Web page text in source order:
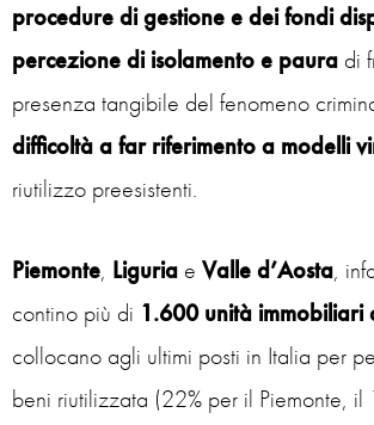
procedure di gestione e dei fondi
percezione di isolamento e paura di
presenza tangibile del fenomeno
difficoltà a far riferimento a modelli
riutilizzo preesistenti.
Piemonte, Liguria e Valle d’Aosta,
contino più di 1.600 unità immobiliari
collocano agli ultimi posti in Italia per
beni riutilizzata (22% per il Piemonte, il